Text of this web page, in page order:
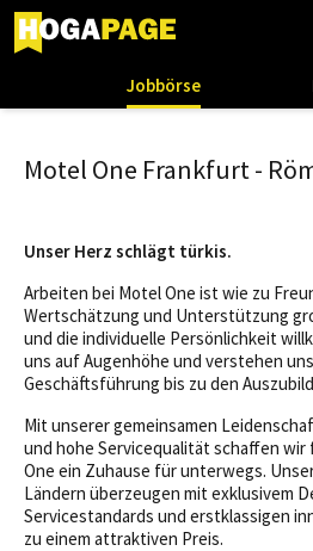
Jobbörse
Motel One Frankfurt -
Unser Herz schlägt türkis.
Arbeiten bei Motel One ist wie zu
Wertschätzung und Unterstützung
und die individuelle Persönlichkeit
uns auf Augenhöhe und verstehen
Geschäftsführung bis zu den
Mit unserer gemeinsamen
und hohe Servicequalität schaffen
One ein Zuhause für unterwegs.
Ländern überzeugen mit exklusivem
Servicestandards und erstklassigen
zu einem attraktiven Preis.